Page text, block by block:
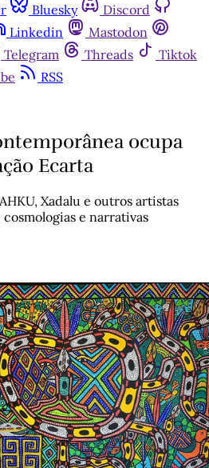
Bluesky
Discord
Linkedin
Mastodon
Telegram Threads
Tiktok
RSS
ocupa
Ecarta
Xadalu e outros artistas
e narrativas